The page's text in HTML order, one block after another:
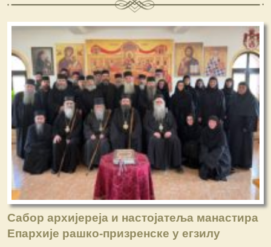
Сабор архијереја и настојатеља манастира
Епархије рашко-призренске у егзилу